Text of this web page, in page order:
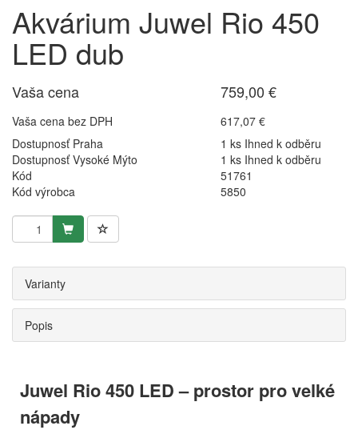
Akvárium Juwel Rio 450
LED dub
Vaša cena 759,00 €
Vaša cena bez DPH
617,07 €
Dostupnosť Praha
1 ks Ihned k odběru
Dostupnosť Vysoké Mýto
1 ks Ihned k odběru
Kód
51761
Kód výrobca
5850
Varianty
Popis
Juwel Rio 450 LED – prostor pro velké
nápady